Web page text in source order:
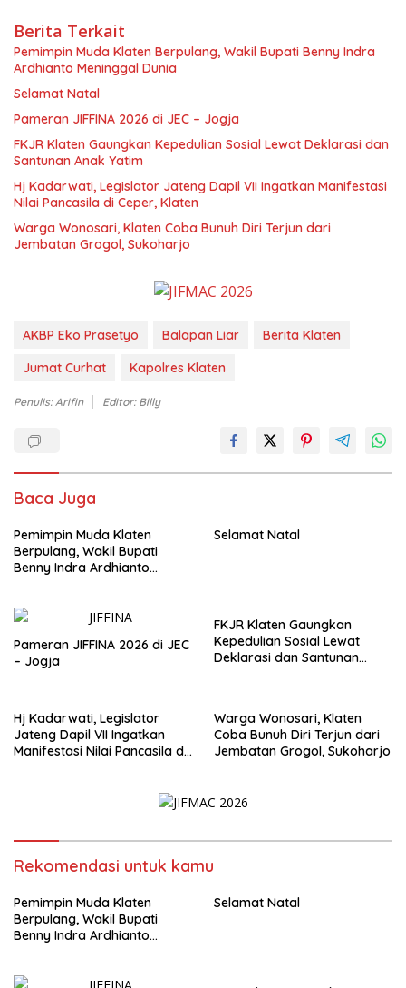
Berita Terkait
Pemimpin Muda Klaten Berpulang, Wakil Bupati Benny Indra
Ardhianto Meninggal Dunia
Selamat Natal
Pameran JIFFINA 2026 di JEC – Jogja
FKJR Klaten Gaungkan Kepedulian Sosial Lewat Deklarasi dan
Santunan Anak Yatim
Hj Kadarwati, Legislator Jateng Dapil VII Ingatkan Manifestasi
Nilai Pancasila di Ceper, Klaten
Warga Wonosari, Klaten Coba Bunuh Diri Terjun dari
Jembatan Grogol, Sukoharjo
AKBP Eko Prasetyo Balapan Liar
Berita Klaten
Jumat Curhat
Kapolres Klaten
Penulis: Arifin Editor: Billy
Baca Juga
Pemimpin Muda Klaten
Berpulang, Wakil Bupati
Benny Indra Ardhianto
Selamat Natal
Pameran JIFFINA 2026 di JEC
– Jogja
FKJR Klaten Gaungkan
Kepedulian Sosial Lewat
Deklarasi dan Santunan
Hj Kadarwati, Legislator
Jateng Dapil VII Ingatkan
Manifestasi Nilai Pancasila di
Warga Wonosari, Klaten
Coba Bunuh Diri Terjun dari
Jembatan Grogol, Sukoharjo
Rekomendasi untuk kamu
Pemimpin Muda Klaten
Berpulang, Wakil Bupati
Benny Indra Ardhianto
Selamat Natal